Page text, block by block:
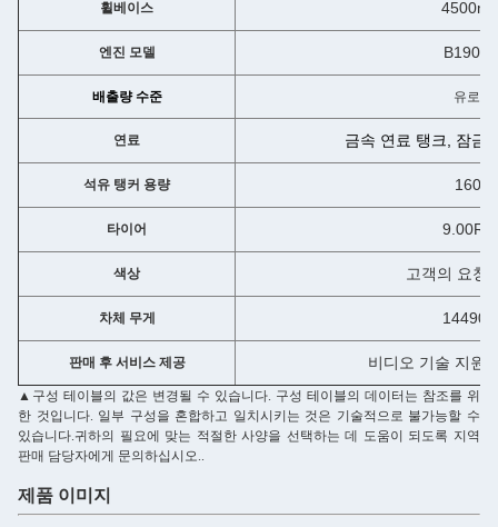
휠베이스
엔진 모델 B190
배출량 수준 유로 V
연료 금속 연료 탱크, 잠금
석유 탱커 용량 160L
타이어
색상 고객의 요청
차체 무게
판매 후 서비스 제공 비디오 기술 지원,
▲구성 테이블의 값은 변경될 수 있습니다. 구성 테이블의 데이터는 참조를 위
한 것입니다. 일부 구성을 혼합하고 일치시키는 것은 기술적으로 불가능할 수
있습니다.귀하의 필요에 맞는 적절한 사양을 선택하는 데 도움이 되도록 지역
판매 담당자에게 문의하십시오..
제품 이미지